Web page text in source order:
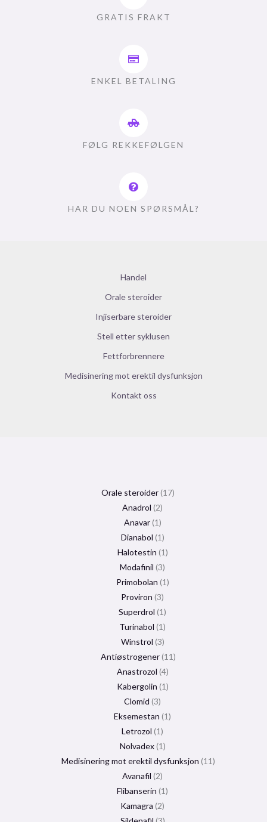
GRATIS FRAKT
ENKEL BETALING
FØLG REKKEFØLGEN
HAR DU NOEN SPØRSMÅL?
Handel
Orale steroider
Injiserbare steroider
Stell etter syklusen
Fettforbrennere
Medisinering mot erektil dysfunksjon
Kontakt oss
Orale steroider 17
Anadrol 2
Anavar 1
Dianabol 1
Halotestin 1
Modafinil 3
Primobolan 1
Proviron 3
Superdrol 1
Turinabol 1
Winstrol 3
Antiøstrogener 11
Anastrozol 4
Kabergolin 1
Clomid 3
Eksemestan 1
Letrozol 1
Nolvadex 1
Medisinering mot erektil dysfunksjon 11
Avanafil 2
Flibanserin 1
Kamagra 2